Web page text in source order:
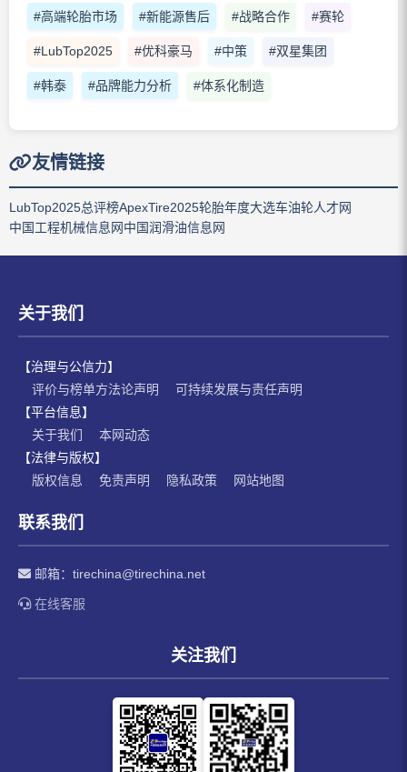
#高端轮胎市场 #新能源售后 #战略合作 #赛轮
#LubTop2025 #优科豪马 #中策 #双星集团
#韩泰 #品牌能力分析 #体系化制造
友情链接
LubTop2025总评榜ApexTire2025轮胎年度大选车油轮人才网
中国工程机械信息网中国润滑油信息网
关于我们
【治理与公信力】
评价与榜单方法论声明
可持续发展与责任声明
【平台信息】
关于我们
本网动态
【法律与版权】
版权信息
免责声明 隐私政策 网站地图
联系我们
邮箱： tirechina@tirechina.net
在线客服
关注我们